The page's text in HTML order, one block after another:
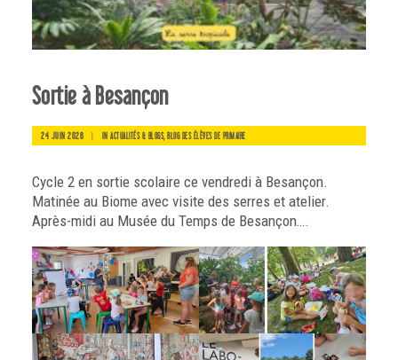
Sortie à Besançon
24 JUIN 2026 | IN ACTUALITÉS & BLOGS, BLOG DES ÉLÈVES DE PRIMAIRE
Cycle 2 en sortie scolaire ce vendredi à Besançon.
Matinée au Biome avec visite des serres et atelier.
Après-midi au Musée du Temps de Besançon….